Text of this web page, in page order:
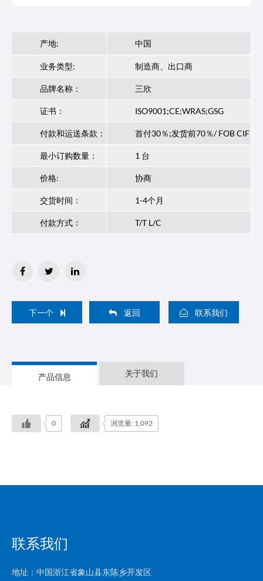
产地: 中国
业务类型: 制造商、出口商
品牌名称： 三欣
证书： ISO9001;CE;WRAS;GSG
付款和运送条款： 首付30％;发货前70％/ FOB CIF
最小订购数量： 1 台
价格: 协商
交货时间： 1-4个月
付款方式： T/T L/C
下一个 返回 联系我们
产品信息 关于我们
0 浏览量: 1,092
联系我们
地址：中国浙江省象山县东陈乡开发区